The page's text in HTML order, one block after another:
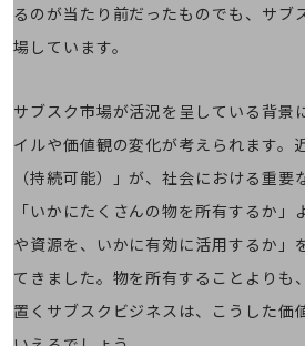
教育
モビリティ
製造・建設業
小売業
モバイルTOP
おすすめの機種、料金やサービスをご紹介
製品
製品TOP
るのが当たり前だったものでも、サブ
場しています。
サブスク市場が活況を呈している背景
イルや価値観の変化が考えられます。
（持続可能）」が、社会における重要
「いかにたくさんの物を所有するか」
や資源を、いかに有効に活用するか」
てきました。物を所有することよりも
置くサブスクビジネスは、こうした価